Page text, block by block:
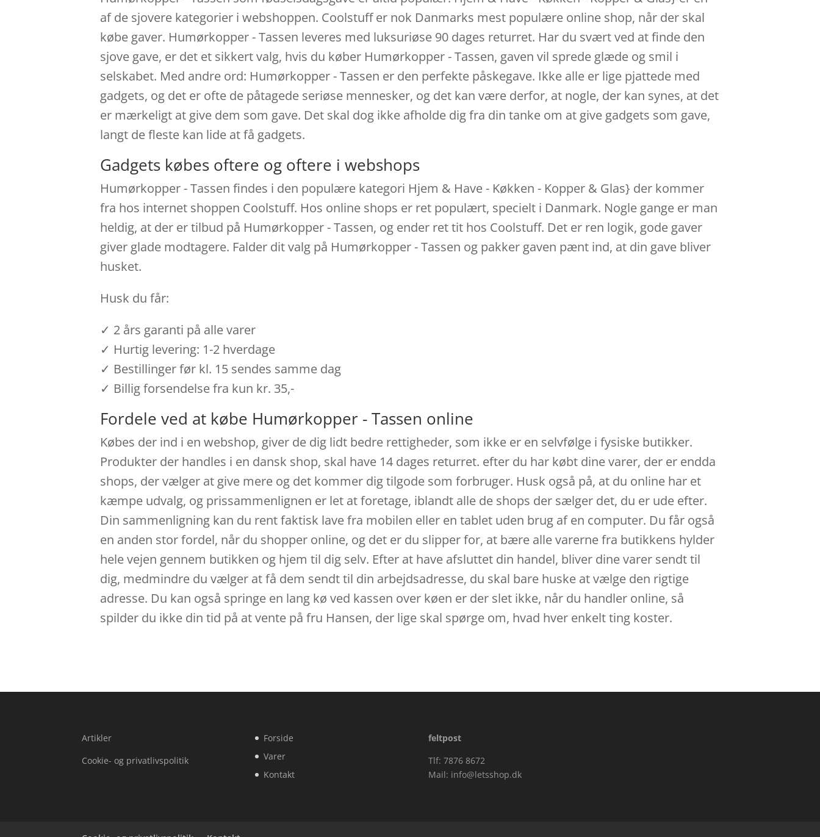
af de sjovere kategorier i webshoppen. Coolstuff er nok Danmarks mest populære online shop, når der skal
købe gaver. Humørkopper - Tassen leveres med luksuriøse 90 dages returret. Har du svært ved at finde den
sjove gave, er det et sikkert valg, hvis du køber Humørkopper - Tassen, gaven vil sprede glæde og smil i
selskabet. Med andre ord: Humørkopper - Tassen er den perfekte påskegave. Ikke alle er lige pjattede med
gadgets, og det er ofte de påtagede seriøse mennesker, og det kan være derfor, at nogle, der kan synes, at det
er mærkeligt at give dem som gave. Det skal dog ikke afholde dig fra din tanke om at give gadgets som gave,
langt de fleste kan lide at få gadgets.
Gadgets købes oftere og oftere i webshops
Humørkopper - Tassen findes i den populære kategori Hjem & Have - Køkken - Kopper & Glas} der kommer
fra hos internet shoppen Coolstuff. Hos online shops er ret populært, specielt i Danmark. Nogle gange er man
heldig, at der er tilbud på Humørkopper - Tassen, og ender ret tit hos Coolstuff. Det er ren logik, gode gaver
giver glade modtagere. Falder dit valg på Humørkopper - Tassen og pakker gaven pænt ind, at din gave bliver
husket.
Husk du får:
✓ 2 års garanti på alle varer
✓ Hurtig levering: 1-2 hverdage
✓ Bestillinger før kl. 15 sendes samme dag
✓ Billig forsendelse fra kun kr. 35,-
Fordele ved at købe Humørkopper - Tassen online
Købes der ind i en webshop, giver de dig lidt bedre rettigheder, som ikke er en selvfølge i fysiske butikker.
Produkter der handles i en dansk shop, skal have 14 dages returret. efter du har købt dine varer, der er endda
shops, der vælger at give mere og det kommer dig tilgode som forbruger. Husk også på, at du online har et
kæmpe udvalg, og prissammenlignen er let at foretage, iblandt alle de shops der sælger det, du er ude efter.
Din sammenligning kan du rent faktisk lave fra mobilen eller en tablet uden brug af en computer. Du får også
en anden stor fordel, når du shopper online, og det er du slipper for, at bære alle varerne fra butikkens hylder
hele vejen gennem butikken og hjem til dig selv. Efter at have afsluttet din handel, bliver dine varer sendt til
dig, medmindre du vælger at få dem sendt til din arbejdsadresse, du skal bare huske at vælge den rigtige
adresse. Du kan også springe en lang kø ved kassen over køen er der slet ikke, når du handler online, så
spilder du ikke din tid på at vente på fru Hansen, der lige skal spørge om, hvad hver enkelt ting koster.
Artikler
Cookie- og privatlivspolitik
Forside
Varer
Kontakt
feltpost
Tlf: 7876 8672
Mail: info@letsshop.dk